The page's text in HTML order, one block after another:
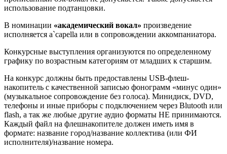
использование подтанцовки.
В номинации «академический вокал» произведение
исполняется а`capella или в сопровождении аккомпаниатора.
Конкурсные выступления организуются по определенному
графику по возрастным категориям от младших к старшим.
На конкурс должны быть предоставлены USB-флеш-
накопитель с качественной записью фонограмм «минус один»
(музыкальное сопровождение без голоса). Минидиск, DVD,
телефоны и иные приборы с подключением через Blutooth или
flash, а так же любые другие аудио форматы НЕ принимаются.
Каждый файл на флешнакопителе должен иметь имя в
формате: название город/название коллектива (или ФИ
исполнителя)/название номера.